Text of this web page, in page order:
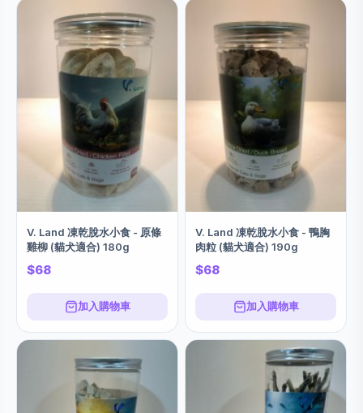
V. Land 凍乾脫水小食 - 原條
雞柳 (貓犬適合) 180g
$68
加入購物車
V. Land 凍乾脫水小食 - 鴨胸
肉粒 (貓犬適合) 190g
$68
加入購物車